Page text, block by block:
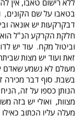
ללא רישום טאבו, אין
בטאבו על שם הקונים,
דבקרקעות יש אונאה
חלקת הקרקע הנ"ל הוא
וביטול מקח. עוד יש
זאת ועוד יש מצות
מעולם לא נשמע שאדם
בשבת. סוף דבר מכירה
הנותן כספו על זה,
מצוות, ואולי יש בזה
מעלה עליו הכתוב